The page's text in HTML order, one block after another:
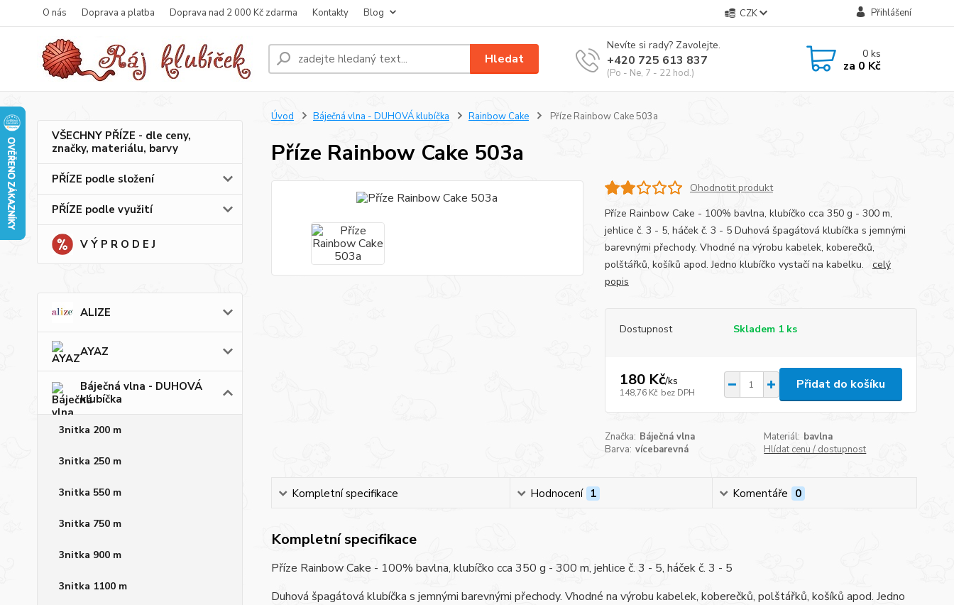
O nás Doprava a platba Doprava nad 2 000 Kč zdarma Kontakty Blog CZK Přihlášení
Hledat
Nevíte si rady? Zavolejte.
+420 725 613 837
(Po - Ne, 7 - 22 hod.)
0ks
za 0 Kč
VŠECHNY PŘÍZE - dle ceny,
značky, materiálu, barvy
PŘÍZE podle složení
PŘÍZE podle využití
V Ý P R O D E J
ALIZE
AYAZ
Báječná vlna - DUHOVÁ
klubíčka
3nitka 200 m
3nitka 250 m
3nitka 550 m
3nitka 750 m
3nitka 900 m
3nitka 1100 m
Úvod Báječná vlna - DUHOVÁ klubíčka Rainbow Cake Příze Rainbow Cake 503a
Příze Rainbow Cake 503a
Ohodnotit produkt
Příze Rainbow Cake - 100% bavlna, klubíčko cca 350 g - 300 m,
jehlice č. 3 - 5, háček č. 3 - 5 Duhová špagátová klubíčka s jemnými
barevnými přechody. Vhodné na výrobu kabelek, koberečků,
polštářků, košíků apod. Jedno klubíčko vystačí na kabelku. celý
popis
Dostupnost Skladem 1 ks
180 Kč/ks
148,76 Kč bez DPH
Přidat do košíku
Značka: Báječná vlna Materiál: bavlna
Barva: vícebarevná Hlídat cenu / dostupnost
Kompletní specifikace Hodnocení 1 Komentáře 0
Kompletní specifikace
Příze Rainbow Cake - 100% bavlna, klubíčko cca 350 g - 300 m, jehlice č. 3 - 5, háček č. 3 - 5
Duhová špagátová klubíčka s jemnými barevnými přechody. Vhodné na výrobu kabelek, koberečků, polštářků, košíků apod. Jedno